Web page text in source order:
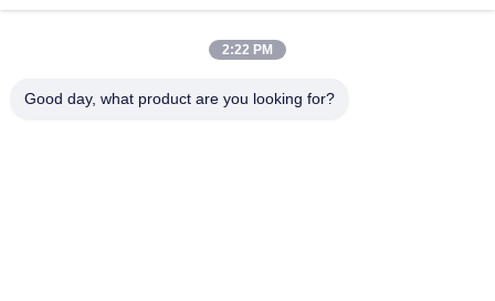
टेलीफोन
2:22 PM
Good day, what product are you looking for?